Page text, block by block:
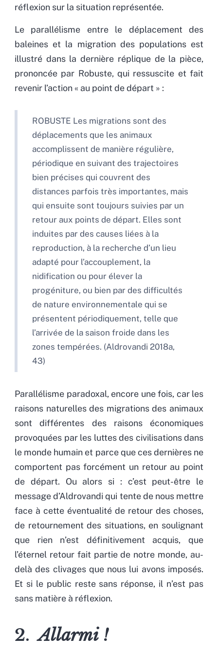
réflexion sur la situation représentée.
Le parallélisme entre le déplacement des
baleines et la migration des populations est
illustré dans la dernière réplique de la pièce,
prononcée par Robuste, qui ressuscite et fait
revenir l’action « au point de départ » :
ROBUSTE Les migrations sont des
déplacements que les animaux
accomplissent de manière régulière,
périodique en suivant des trajectoires
bien précises qui couvrent des
distances parfois très importantes, mais
qui ensuite sont toujours suivies par un
retour aux points de départ. Elles sont
induites par des causes liées à la
reproduction, à la recherche d’un lieu
adapté pour l’accouplement, la
nidification ou pour élever la
progéniture, ou bien par des difficultés
de nature environnementale qui se
présentent périodiquement, telle que
l’arrivée de la saison froide dans les
zones tempérées. (Aldrovandi 2018a,
43)
Parallélisme paradoxal, encore une fois, car les
raisons naturelles des migrations des animaux
sont différentes des raisons économiques
provoquées par les luttes des civilisations dans
le monde humain et parce que ces dernières ne
comportent pas forcément un retour au point
de départ. Ou alors si : c’est peut-être le
message d’Aldrovandi qui tente de nous mettre
face à cette éventualité de retour des choses,
de retournement des situations, en soulignant
que rien n’est définitivement acquis, que
l’éternel retour fait partie de notre monde, au-
delà des clivages que nous lui avons imposés.
Et si le public reste sans réponse, il n’est pas
sans matière à réflexion.
2.Allarmi !